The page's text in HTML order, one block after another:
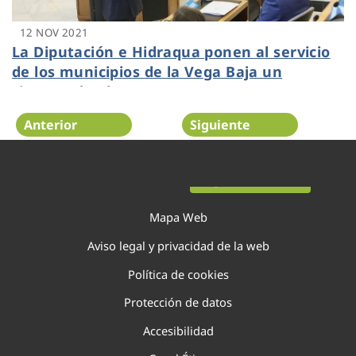
12 NOV 2021
La Diputación e Hidraqua ponen al servicio
de los municipios de la Vega Baja un
sistema de alerta temprana ante
inundaciones
Anterior Siguiente
Mapa Web
Aviso legal y privacidad de la web
Política de cookies
Protección de datos
Accesibilidad